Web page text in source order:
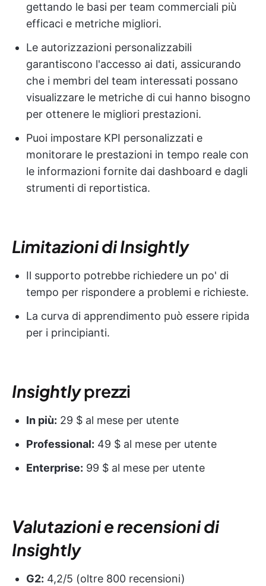
gettando le basi per team commerciali più
efficaci e metriche migliori.
Le autorizzazioni personalizzabili
garantiscono l'accesso ai dati, assicurando
che i membri del team interessati possano
visualizzare le metriche di cui hanno bisogno
per ottenere le migliori prestazioni.
Puoi impostare KPI personalizzati e
monitorare le prestazioni in tempo reale con
le informazioni fornite dai dashboard e dagli
strumenti di reportistica.
Limitazioni di Insightly
Il supporto potrebbe richiedere un po' di
tempo per rispondere a problemi e richieste.
La curva di apprendimento può essere ripida
per i principianti.
Insightlyprezzi
In più: 29 $ al mese per utente
Professional: 49 $ al mese per utente
Enterprise: 99 $ al mese per utente
Valutazioni e recensioni di
Insightly
G2: 4,2/5 (oltre 800 recensioni)